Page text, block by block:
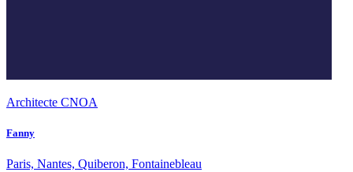
Architecte CNOA
Fanny
Paris, Nantes, Quiberon, Fontainebleau